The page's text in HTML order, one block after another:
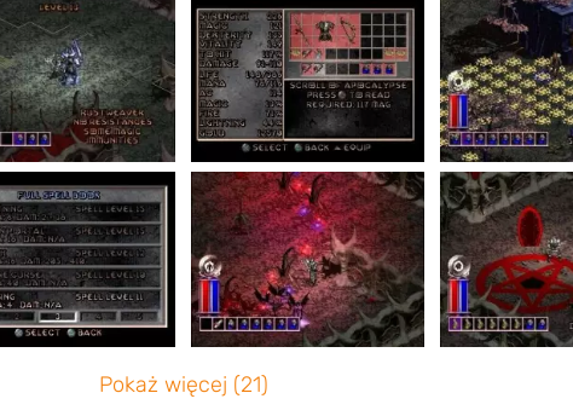
Pokaż więcej (21)